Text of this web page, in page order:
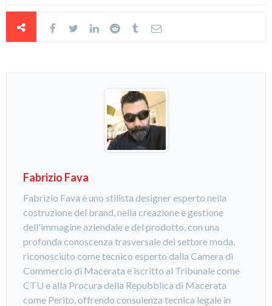
Fabrizio Fava
Fabrizio Fava è uno stilista designer esperto nella
costruzione del brand, nella creazione e gestione
dell'immagine aziendale e del prodotto, con una
profonda conoscenza trasversale del settore moda,
riconosciuto come tecnico esperto dalla Camera di
Commercio di Macerata e iscritto al Tribunale come
CTU e alla Procura della Repubblica di Macerata
come Perito, offrendo consulenza tecnica legale in